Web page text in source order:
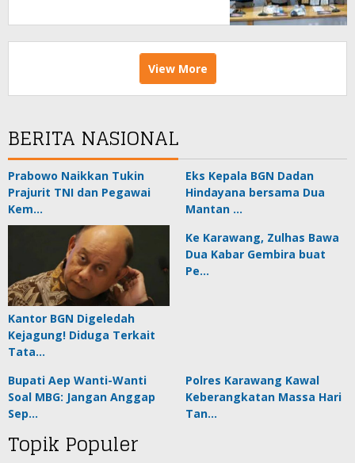
View More
BERITA NASIONAL
Prabowo Naikkan Tukin
Prajurit TNI dan Pegawai
Kem…
Eks Kepala BGN Dadan
Hindayana bersama Dua
Mantan …
Kantor BGN Digeledah
Kejagung! Diduga Terkait
Tata…
Ke Karawang, Zulhas Bawa
Dua Kabar Gembira buat
Pe…
Bupati Aep Wanti-Wanti
Soal MBG: Jangan Anggap
Sep…
Polres Karawang Kawal
Keberangkatan Massa Hari
Tan…
Topik Populer